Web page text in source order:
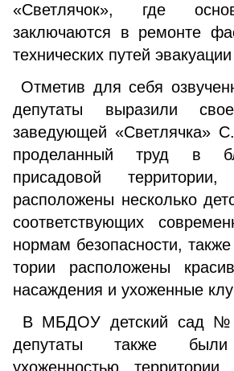
«Светлячок», где
заключаются в ремонте
техниче­ских путей
Отметив для себя
депутаты выразили
заведующей «Светлячка»
проделанный труд в
присадовой
расположены не­сколько
соответствующих
нормам безопасности,
тории расположены
насаждения и ухоженные
В МБДОУ детский сад №
депутаты так­же были
ухоженностью